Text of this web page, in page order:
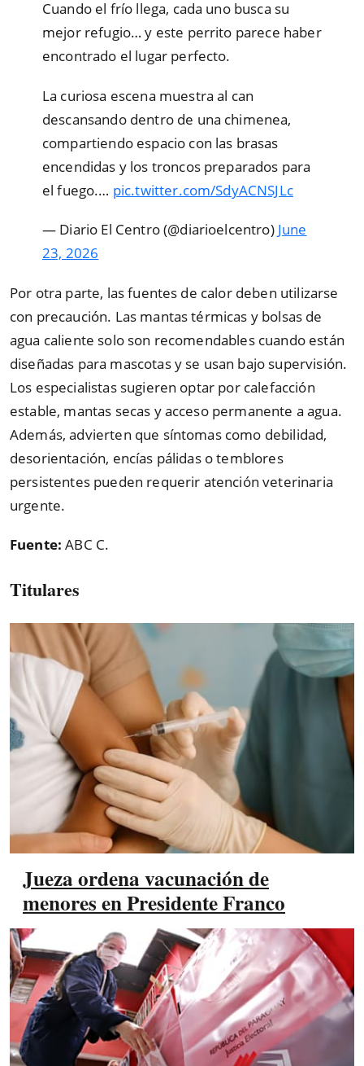
Cuando el frío llega, cada uno busca su
mejor refugio… y este perrito parece haber
encontrado el lugar perfecto.
La curiosa escena muestra al can
descansando dentro de una chimenea,
compartiendo espacio con las brasas
encendidas y los troncos preparados para
el fuego.… pic.twitter.com/SdyACNSJLc
— Diario El Centro (@diarioelcentro) June
23, 2026
Por otra parte, las fuentes de calor deben utilizarse
con precaución. Las mantas térmicas y bolsas de
agua caliente solo son recomendables cuando están
diseñadas para mascotas y se usan bajo supervisión.
Los especialistas sugieren optar por calefacción
estable, mantas secas y acceso permanente a agua.
Además, advierten que síntomas como debilidad,
desorientación, encías pálidas o temblores
persistentes pueden requerir atención veterinaria
urgente.
Fuente:ABC C.
Titulares
Jueza ordena vacunación de
menores en Presidente Franco